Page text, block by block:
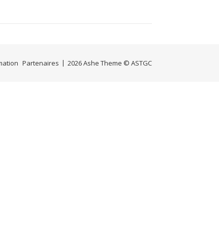
2026 Ashe Theme © ASTGC
Partenaires